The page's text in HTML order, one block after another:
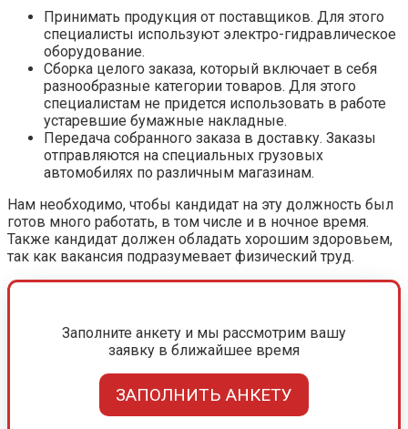
Принимать продукция от поставщиков. Для этого
специалисты используют электро-гидравлическое
оборудование.
Сборка целого заказа, который включает в себя
разнообразные категории товаров. Для этого
специалистам не придется использовать в работе
устаревшие бумажные накладные.
Передача собранного заказа в доставку. Заказы
отправляются на специальных грузовых
автомобилях по различным магазинам.
Нам необходимо, чтобы кандидат на эту должность был
готов много работать, в том числе и в ночное время.
Также кандидат должен обладать хорошим здоровьем,
так как вакансия подразумевает физический труд.
Заполните анкету и мы рассмотрим вашу
заявку в ближайшее время
ЗАПОЛНИТЬ АНКЕТУ